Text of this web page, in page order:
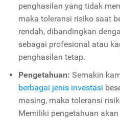
penghasilan yang tidak
maka toleransi risiko saat
rendah, dibandingkan
sebagai profesional atau
penghasilan tetap.
Pengetahuan: Semakin
berbagai jenis investasi
masing, maka toleransi
Memiliki pengetahuan